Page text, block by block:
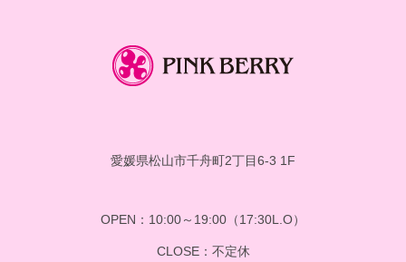
愛媛県松山市千舟町2丁目6-3 1F
OPEN：10:00～19:00（17:30L.O）
CLOSE：不定休